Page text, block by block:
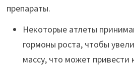
препараты.
Некоторые атлеты
гормоны роста, чтобы
массу, что может привести